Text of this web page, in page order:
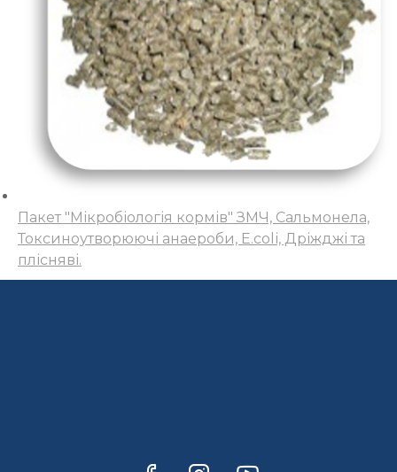
Пакет "Мікробіологія кормів" ЗМЧ, Сальмонела,
Токсиноутворюючі анаероби, Е.colі, Дріжджі та
плісняві.